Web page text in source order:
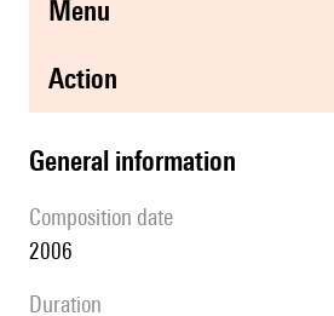
menu
action
general information
composition date
2006
duration